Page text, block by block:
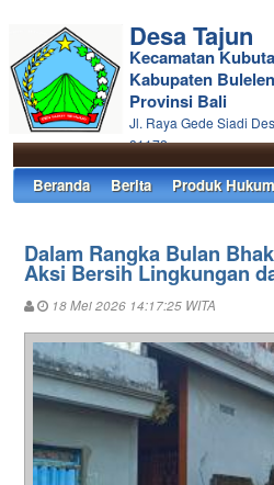
Desa Tajun
Kecamatan
Kabupaten
Provinsi Bali
Jl. Raya Gede Siadi
81172
Beranda Berita Produk Hukum
Dalam Rangka Bulan
Aksi Bersih Lingkungan
18 Mei 2026 14:17:25 WITA